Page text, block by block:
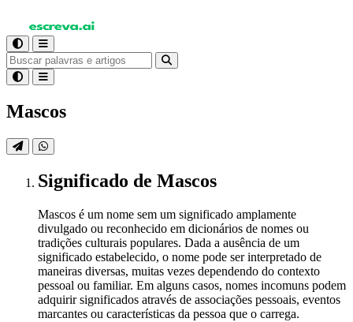
Mascos
Significado de Mascos
Mascos é um nome sem um significado amplamente
divulgado ou reconhecido em dicionários de nomes ou
tradições culturais populares. Dada a ausência de um
significado estabelecido, o nome pode ser interpretado de
maneiras diversas, muitas vezes dependendo do contexto
pessoal ou familiar. Em alguns casos, nomes incomuns podem
adquirir significados através de associações pessoais, eventos
marcantes ou características da pessoa que o carrega.